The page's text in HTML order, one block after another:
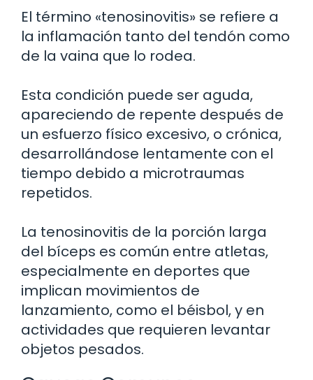
El término «tenosinovitis» se refiere a
la inflamación tanto del tendón como
de la vaina que lo rodea.
Esta condición puede ser aguda,
apareciendo de repente después de
un esfuerzo físico excesivo, o crónica,
desarrollándose lentamente con el
tiempo debido a microtraumas
repetidos.
La tenosinovitis de la porción larga
del bíceps es común entre atletas,
especialmente en deportes que
implican movimientos de
lanzamiento, como el béisbol, y en
actividades que requieren levantar
objetos pesados.